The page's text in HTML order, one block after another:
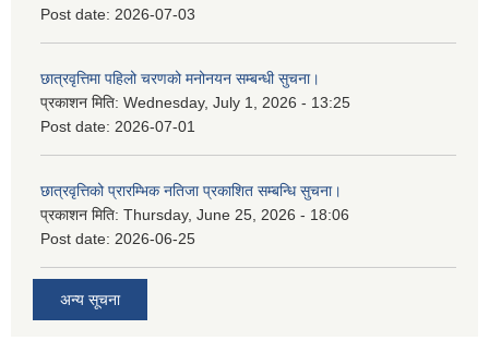
Post date: 2026-07-03
छात्रवृत्तिमा पहिलो चरणको मनोनयन सम्बन्धी सुचना।
प्रकाशन मिति: Wednesday, July 1, 2026 - 13:25
Post date: 2026-07-01
छात्रवृत्तिको प्रारम्भिक नतिजा प्रकाशित सम्बन्धि सुचना।
प्रकाशन मिति: Thursday, June 25, 2026 - 18:06
Post date: 2026-06-25
अन्य सूचना